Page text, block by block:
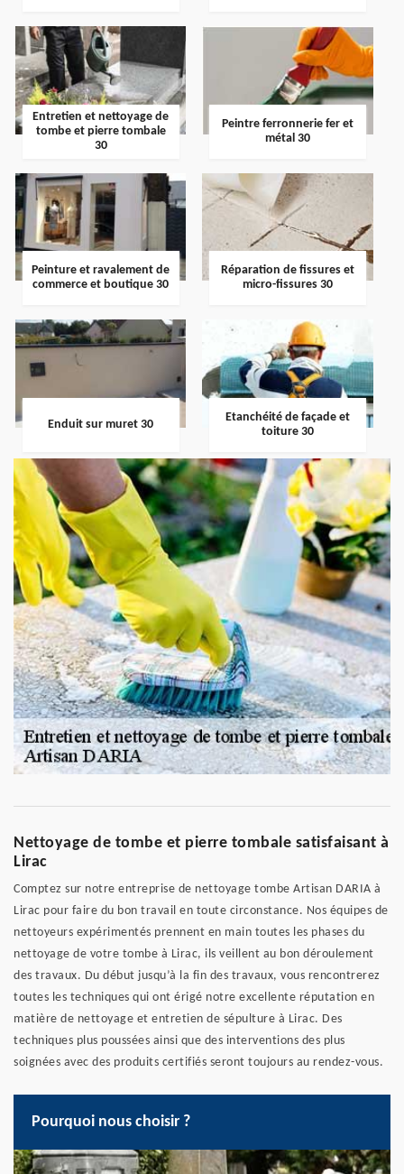
Entretien et nettoyage de
tombe et pierre tombale
30
Peintre ferronnerie fer et
métal 30
Peinture et ravalement de
commerce et boutique 30
Réparation de fissures et
micro-fissures 30
Enduit sur muret 30
Etanchéité de façade et
toiture 30
Nettoyage de tombe et pierre tombale satisfaisant à
Lirac
Comptez sur notre entreprise de nettoyage tombe Artisan DARIA à
Lirac pour faire du bon travail en toute circonstance. Nos équipes de
nettoyeurs expérimentés prennent en main toutes les phases du
nettoyage de votre tombe à Lirac, ils veillent au bon déroulement
des travaux. Du début jusqu’à la fin des travaux, vous rencontrerez
toutes les techniques qui ont érigé notre excellente réputation en
matière de nettoyage et entretien de sépulture à Lirac. Des
techniques plus poussées ainsi que des interventions des plus
soignées avec des produits certifiés seront toujours au rendez-vous.
Pourquoi nous choisir ?